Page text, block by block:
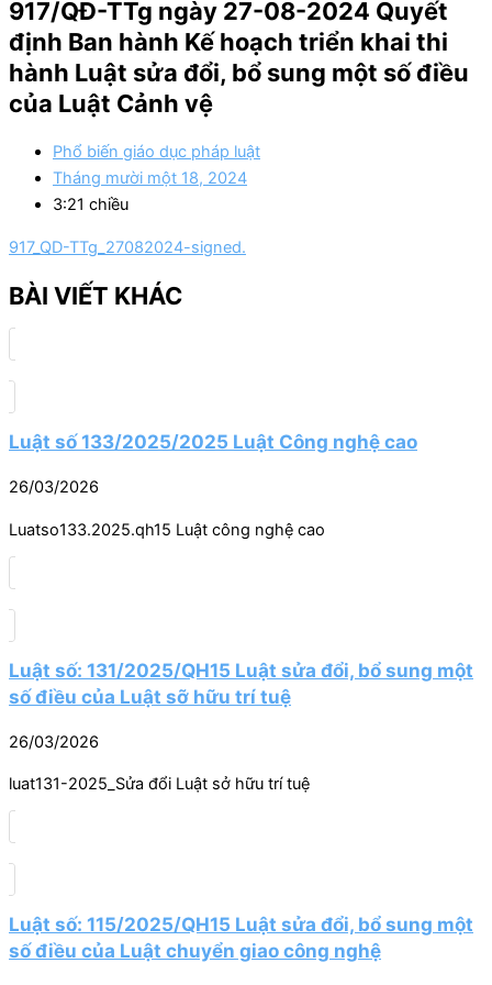
917/QĐ-TTg ngày 27-08-2024 Quyết
định Ban hành Kế hoạch triển khai thi
hành Luật sửa đổi, bổ sung một số điều
của Luật Cảnh vệ
Phổ biến giáo dục pháp luật
Tháng mười một 18, 2024
3:21 chiều
917_QD-TTg_27082024-signed.
BÀI VIẾT KHÁC
Luật số 133/2025/2025 Luật Công nghệ cao
26/03/2026
Luatso133.2025.qh15 Luật công nghệ cao
Luật số: 131/2025/QH15 Luật sửa đổi, bổ sung một
số điều của Luật sỡ hữu trí tuệ
26/03/2026
luat131-2025_Sửa đổi Luật sở hữu trí tuệ
Luật số: 115/2025/QH15 Luật sửa đổi, bổ sung một
số điều của Luật chuyển giao công nghệ